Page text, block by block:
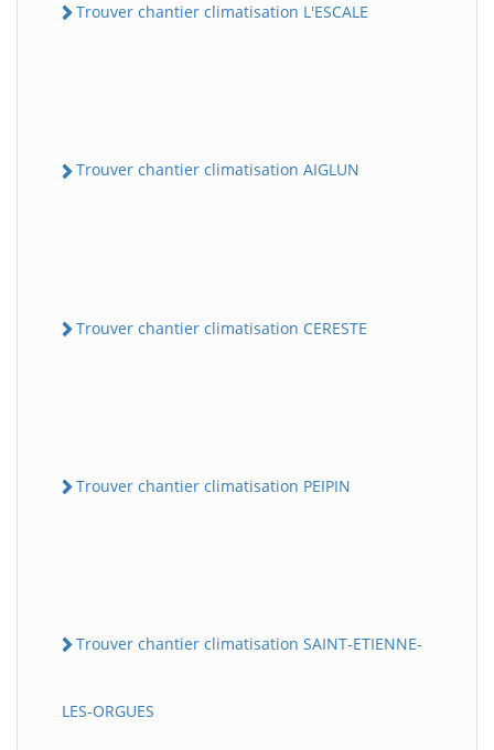
Trouver chantier climatisation L'ESCALE
Trouver chantier climatisation AIGLUN
Trouver chantier climatisation CERESTE
Trouver chantier climatisation PEIPIN
Trouver chantier climatisation SAINT-ETIENNE-
LES-ORGUES